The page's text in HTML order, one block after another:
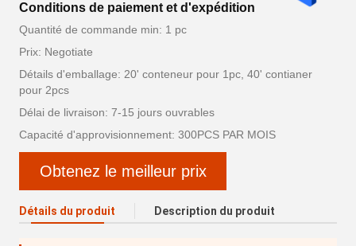
Conditions de paiement et d'expédition
Quantité de commande min: 1 pc
Prix: Negotiate
Détails d'emballage: 20' conteneur pour 1pc, 40' contianer
pour 2pcs
Délai de livraison: 7-15 jours ouvrables
Capacité d'approvisionnement: 300PCS PAR MOIS
Obtenez le meilleur prix
Détails du produit Description du produit